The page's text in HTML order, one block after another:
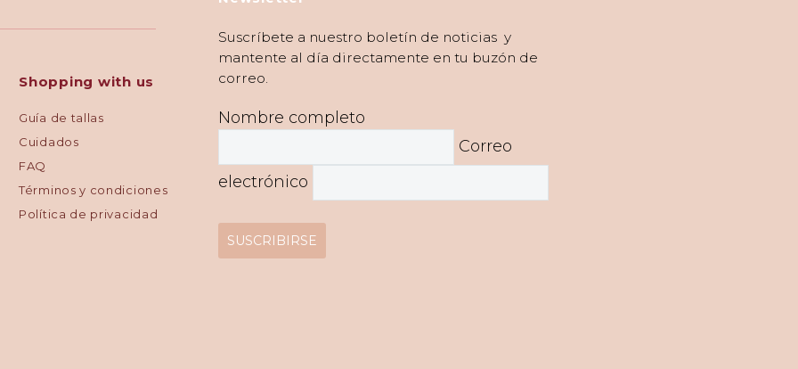
Shopping with us
Guía de tallas
Cuidados
FAQ
Términos y condiciones
Política de privacidad
Suscríbete a nuestro boletín de noticias y
mantente al día directamente en tu buzón de
correo.
Nombre completo
Correo
electrónico
SUSCRIBIRSE